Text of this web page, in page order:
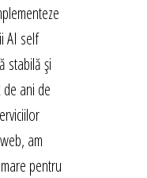
AI self
stabilă și
ani de
am
pentru